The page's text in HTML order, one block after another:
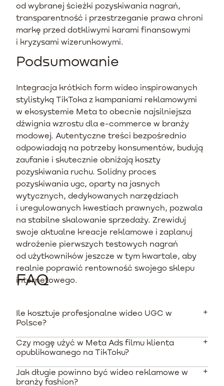
od wybranej ścieżki pozyskiwania nagrań,
transparentność i przestrzeganie prawa chroni
markę przed dotkliwymi karami finansowymi
i kryzysami wizerunkowymi.
Podsumowanie
Integracja krótkich form wideo inspirowanych
stylistyką TikToka z kampaniami reklamowymi
w ekosystemie Meta to obecnie najsilniejsza
dźwignia wzrostu dla e-commerce w branży
modowej. Autentyczne treści bezpośrednio
odpowiadają na potrzeby konsumentów, budują
zaufanie i skutecznie obniżają koszty
pozyskiwania ruchu. Solidny proces
pozyskiwania ugc, oparty na jasnych
wytycznych, dedykowanych narzędziach
i uregulowanych kwestiach prawnych, pozwala
na stabilne skalowanie sprzedaży. Zrewiduj
swoje aktualne kreacje reklamowe i zaplanuj
wdrożenie pierwszych testowych nagrań
od użytkowników jeszcze w tym kwartale, aby
realnie poprawić rentowność swojego sklepu
internetowego.
FAQ
Ile kosztuje profesjonalne wideo UGC w
Polsce?
Średni koszt wyprodukowania jednego wideo przez
850 PLN. Koszty można obniżyć zamawiając pakiety
kilku nagrań jednocześnie u jednego autora.
Czy mogę użyć w Meta Ads filmu klienta
opublikowanego na TikToku?
Nie, nie możesz tego zrobić bez pisemnej zgody.
Jak długie powinno być wideo reklamowe w
branży fashion?